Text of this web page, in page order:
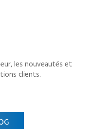
les nouveautés et
clients.